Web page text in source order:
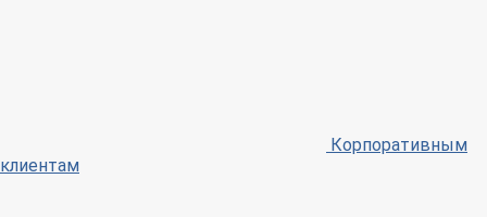
Корпоративным
клиентам